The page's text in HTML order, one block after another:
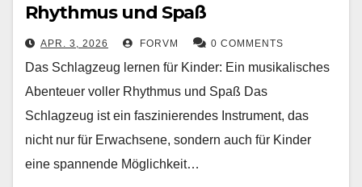
Rhythmus und Spaß
APR. 3, 2026 FORVM 0 COMMENTS
Das Schlagzeug lernen für Kinder: Ein musikalisches
Abenteuer voller Rhythmus und Spaß Das
Schlagzeug ist ein faszinierendes Instrument, das
nicht nur für Erwachsene, sondern auch für Kinder
eine spannende Möglichkeit…